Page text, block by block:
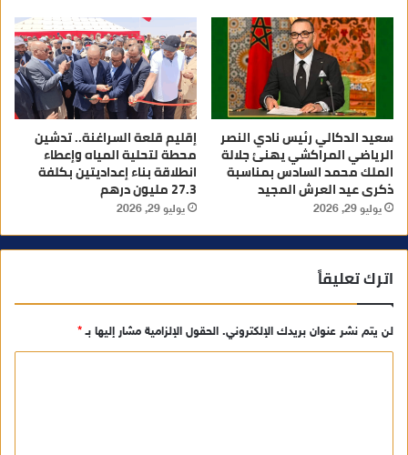
سعيد الدكالي رئيس نادي النصر
الرياضي المراكشي يهنئ جلالة
الملك محمد السادس بمناسبة
ذكرى عيد العرش المجيد
يوليو 29, 2026
إقليم قلعة السراغنة.. تدشين
محطة لتحلية المياه وإعطاء
انطلاقة بناء إعداديتين بكلفة
27.3 مليون درهم
يوليو 29, 2026
اترك تعليقاً
لن يتم نشر عنوان بريدك الإلكتروني. الحقول الإلزامية مشار إليها بـ*